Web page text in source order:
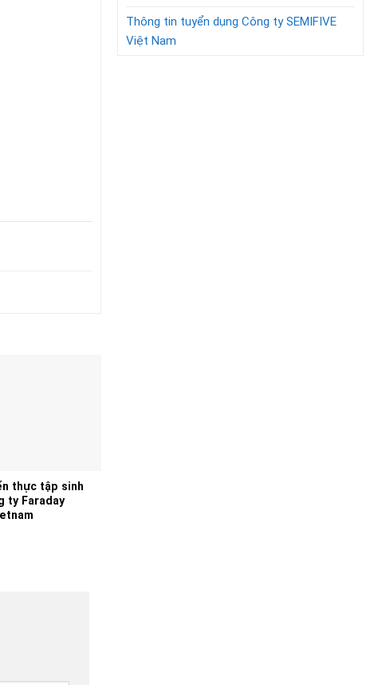
thực tập sinh
ty Faraday
Thông tin tuyển dụng Công ty SEMIFIVE
Việt Nam